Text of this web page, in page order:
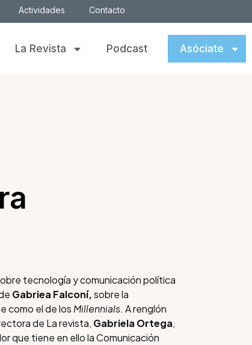
Actividades Contacto
La Revista Podcast Asóciate
tecnología y comunicación política
Gabriea Falconí,sobre la
como el de los Millennials. A renglón
de La revista, Gabriela Ortega,
que tiene en ello la Comunicación